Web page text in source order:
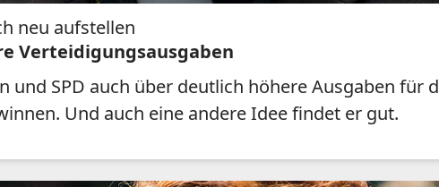
neu aufstellen
Verteidigungsausgaben
SPD auch über deutlich höhere Ausgaben
Und auch eine andere Idee findet er gut.